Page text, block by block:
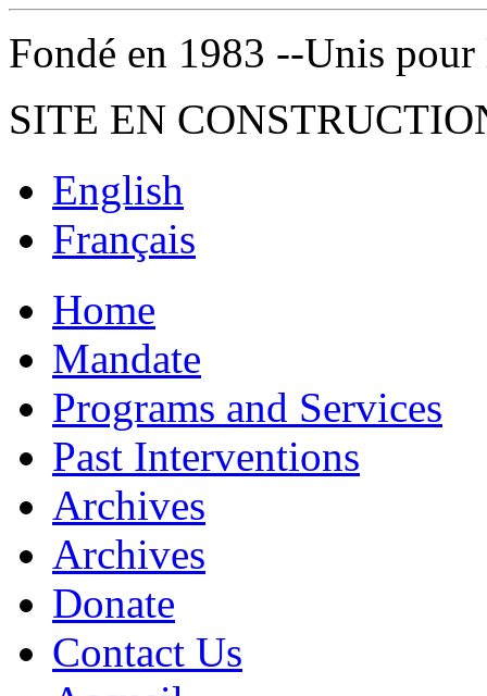
Fondé en 1983 --Unis
SITE EN
English
Français
Home
Mandate
Programs and Services
Past Interventions
Archives
Archives
Donate
Contact Us